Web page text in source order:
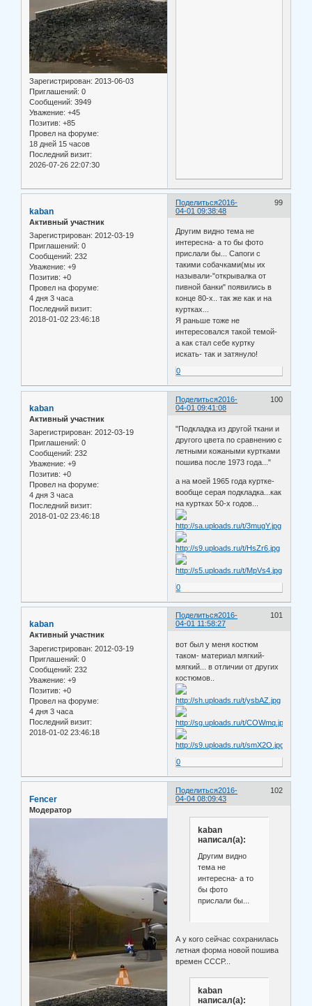
Зарегистрирован: 2013-06-03
Приглашений: 0
Сообщений: 3949
Уважение: +45
Позитив: +85
Провел на форуме:
18 дней 15 часов
Последний визит:
2026-07-26 22:07:30
Поделиться 99
2016-
04-01 09:38:48
kaban
Активный участник
Зарегистрирован: 2012-03-19
Приглашений: 0
Сообщений: 232
Уважение: +9
Позитив: +0
Провел на форуме:
4 дня 3 часа
Последний визит:
2018-01-02 23:46:18
Другим видно тема не
интересна- а то бы фото
прислали бы... Сапоги с
такими собачками(мы их
называли-"открывалка от
пивной банки" появились в
конце 80-х.. так же как и на
куртках...
Я раньше тоже не
интересовался такой темой-
а как стал себе куртку
искать- так и затянуло!
0
Поделиться 100
2016-
04-01 09:41:08
kaban
Активный участник
Зарегистрирован: 2012-03-19
Приглашений: 0
Сообщений: 232
Уважение: +9
Позитив: +0
Провел на форуме:
4 дня 3 часа
Последний визит:
2018-01-02 23:46:18
"Подкладка из другой ткани и
другого цвета по сравнению с
летными кожаными куртками
пошива после 1973 года..."
а на моей 1965 года куртке-
вообще серая подкладка...как
на куртках 50-х годов...
0
Поделиться 101
2016-
04-01 11:58:27
kaban
Активный участник
Зарегистрирован: 2012-03-19
Приглашений: 0
Сообщений: 232
Уважение: +9
Позитив: +0
Провел на форуме:
4 дня 3 часа
Последний визит:
2018-01-02 23:46:18
вот был у меня костюм
таком- материал мягкий-
мягкий... в отличии от других
костюмов..
0
Поделиться 102
2016-
04-04 08:09:43
Fencer
Модератор
kaban
написал(а):
Другим видно
тема не
интересна- а то
бы фото
прислали бы...
А у кого сейчас сохранилась
летная форма новой пошива
времен СССР...
kaban
написал(а):